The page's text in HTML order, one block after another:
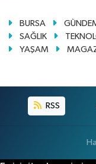
BURSA
SAĞLIK
YAŞAM
RSS